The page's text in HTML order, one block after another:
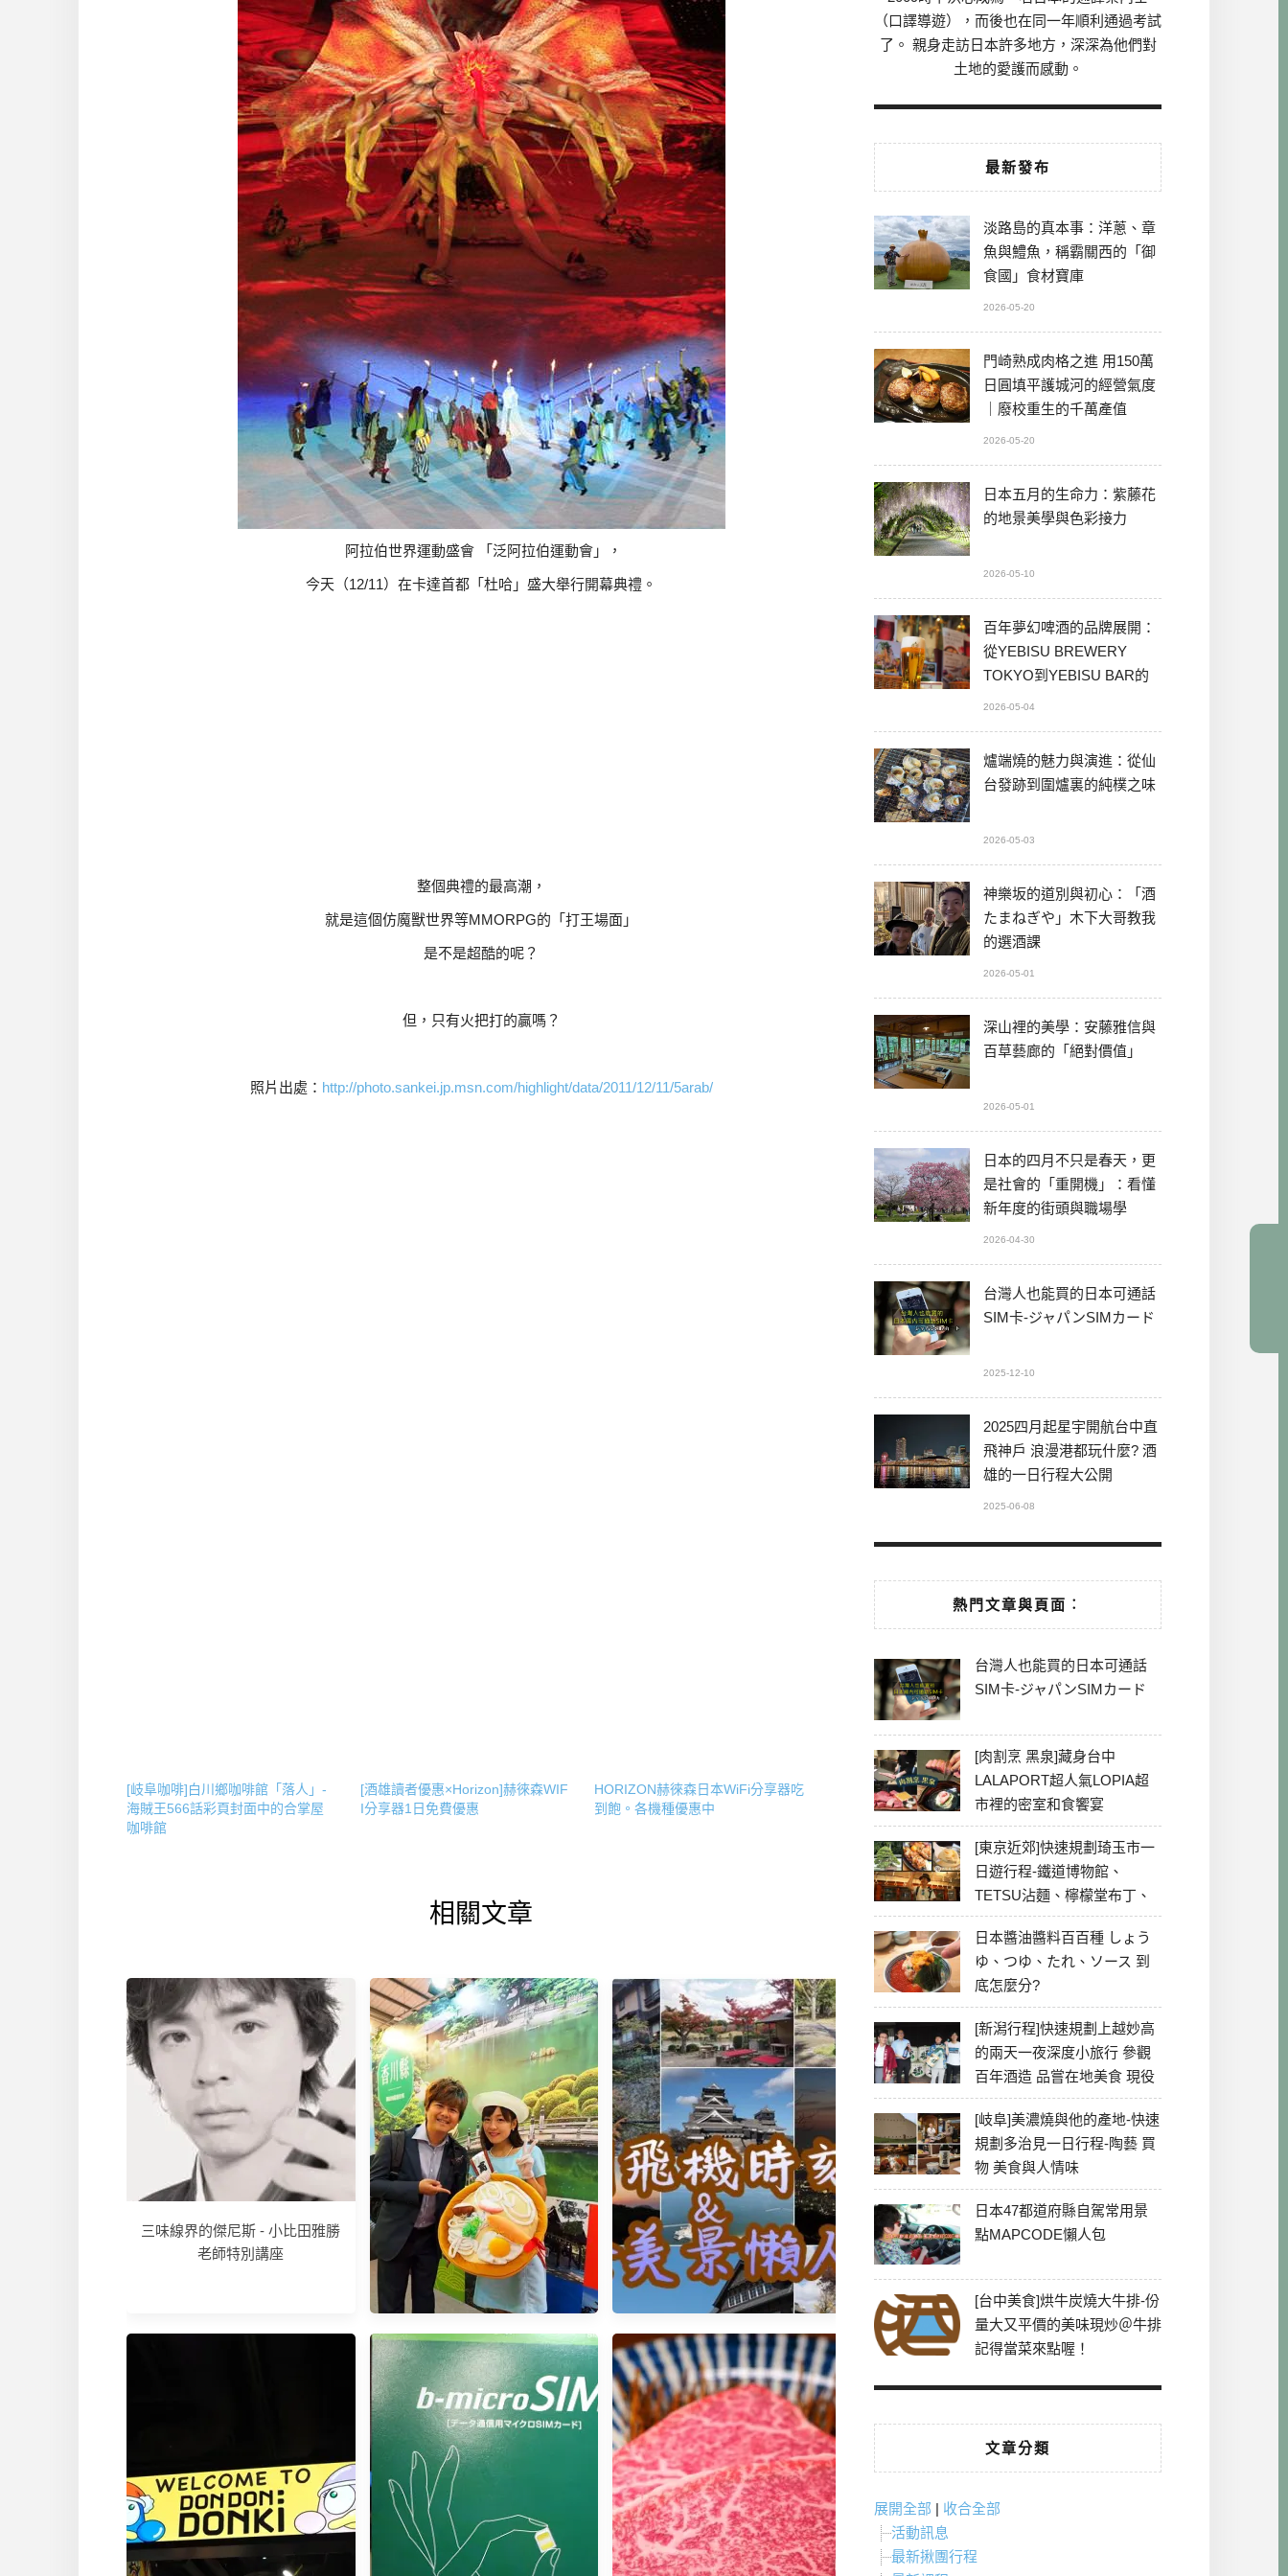
阿拉伯世界運動盛會 「泛阿拉伯運動會」，
今天（12/11）在卡達首都「杜哈」盛大舉行開幕典禮。
整個典禮的最高潮，
就是這個仿魔獸世界等MMORPG的「打王場面」
是不是超酷的呢？
但，只有火把打的贏嗎？
照片出處： http://photo.sankei.jp.msn.com/highlight/data/2011/12/11/5arab/
[岐阜咖啡]白川鄉咖啡館「落人」-
海賊王566話彩頁封面中的合掌屋
咖啡館
[酒雄讀者優惠×Horizon]赫徠森WIF
I分享器1日免費優惠
HORIZON赫徠森日本WiFi分享器吃
到飽。各機種優惠中
相關文章
三味線界的傑尼斯 - 小比田雅勝
老師特別講座
2017ATTA台中國際旅展日本攤
[日本自助]全九州飛機時刻表
（廉航、國籍航空）＆美食美景
懶人包
（口譯導遊），而後也在同一年順利通過考試
了。 親身走訪日本許多地方，深深為他們對
土地的愛護而感動。
最新發布
淡路島的真本事：洋蔥、章
魚與鱧魚，稱霸關西的「御
食國」食材寶庫
2026-05-20
門崎熟成肉格之進 用150萬
日圓填平護城河的經營氣度
｜廢校重生的千萬產值
2026-05-20
日本五月的生命力：紫藤花
的地景美學與色彩接力
2026-05-10
百年夢幻啤酒的品牌展開：
從YEBISU BREWERY
TOKYO到YEBISU BAR的
2026-05-04
爐端燒的魅力與演進：從仙
台發跡到圍爐裏的純樸之味
2026-05-03
神樂坂的道別與初心：「酒
たまねぎや」木下大哥教我
的選酒課
2026-05-01
深山裡的美學：安藤雅信與
百草藝廊的「絕對價值」
2026-05-01
日本的四月不只是春天，更
是社會的「重開機」：看懂
新年度的街頭與職場學
2026-04-30
台灣人也能買的日本可通話
SIM卡-ジャパンSIMカード
2025-12-10
2025四月起星宇開航台中直
飛神戶 浪漫港都玩什麼? 酒
雄的一日行程大公開
2025-06-08
熱門文章與頁面︰
台灣人也能買的日本可通話
SIM卡-ジャパンSIMカード
[肉割烹 黑泉]藏身台中
LALAPORT超人氣LOPIA超
市裡的密室和食饗宴
[東京近郊]快速規劃琦玉市一
日遊行程-鐵道博物館、
TETSU沾麵、檸檬堂布丁、
冰川神社、美食彙整
日本醬油醬料百百種 しょう
ゆ、つゆ、たれ、ソース 到
底怎麼分?
[新潟行程]快速規劃上越妙高
的兩天一夜深度小旅行 參觀
百年酒造 品嘗在地美食 現役
最老牌電影院
[岐阜]美濃燒與他的產地-快速
規劃多治見一日行程-陶藝 買
物 美食與人情味
日本47都道府縣自駕常用景
點MAPCODE懶人包
[台中美食]烘牛炭燒大牛排-份
量大又平價的美味現炒＠牛排
記得當菜來點喔！
文章分類
展開全部 | 收合全部
活動訊息
最新揪團行程